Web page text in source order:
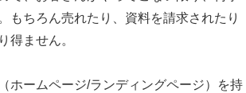
もちろん売れたり、資料を請求されたり
得ません。
ホームページ/ランディングページ）を持